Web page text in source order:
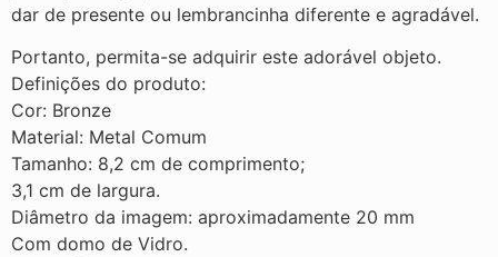
dar de presente ou lembrancinha diferente e agradável.
Portanto, permita-se adquirir este adorável objeto.
Definições do produto:
Cor: Bronze
Material: Metal Comum
Tamanho: 8,2 cm de comprimento;
3,1 cm de largura.
Diâmetro da imagem: aproximadamente 20 mm
Com domo de Vidro.